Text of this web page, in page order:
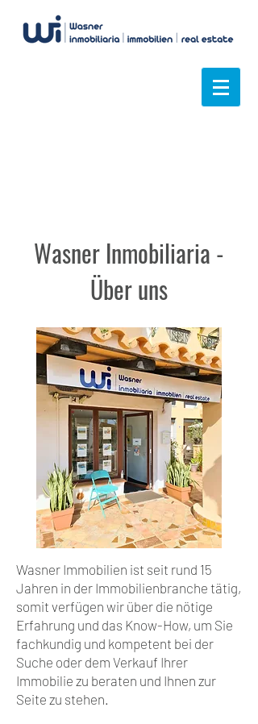
Wasner Inmobiliaria -
Über uns
Wasner Immobilien ist seit rund 15
Jahren in der Immobilienbranche tätig,
somit verfügen wir über die nötige
Erfahrung und das Know-How, um Sie
fachkundig und kompetent bei der
Suche oder dem Verkauf Ihrer
Immobilie zu beraten und Ihnen zur
Seite zu stehen.